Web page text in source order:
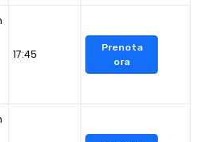
17:45
Prenota
ora